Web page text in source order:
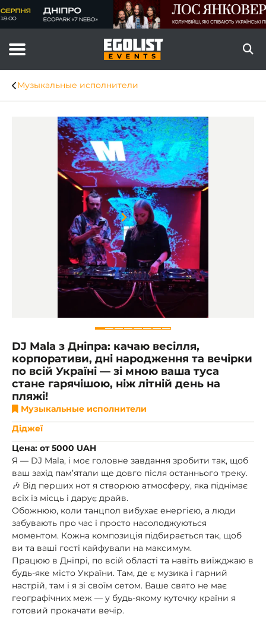
Музыкальные исполнители
Item
1
8
DJ Mala з Дніпра: качаю весілля,
корпоративи, дні народження та вечірки
по всій Україні — зі мною ваша туса
стане гарячішою, ніж літній день на
пляжі!
Музыкальные исполнители
Діджеї
Цена: от 5000 UAH
Я — DJ Mala, і моє головне завдання зробити так, щоб
ваш захід пам’ятали ще довго після останнього треку.
🎶 Від перших нот я створюю атмосферу, яка піднімає
всіх із місць і дарує драйв.
Обожнюю, коли танцпол вибухає енергією, а люди
забувають про час і просто насолоджуються
моментом. Кожна композиція підбирається так, щоб
ви та ваші гості кайфували на максимум.
Працюю в Дніпрі, по всій області та навіть виїжджаю в
будь-яке місто України. Там, де є музика і гарний
настрій, там і я зі своїм сетом. Ваше свято не має
географічних меж — у будь-якому куточку країни я
готовий прокачати вечір.